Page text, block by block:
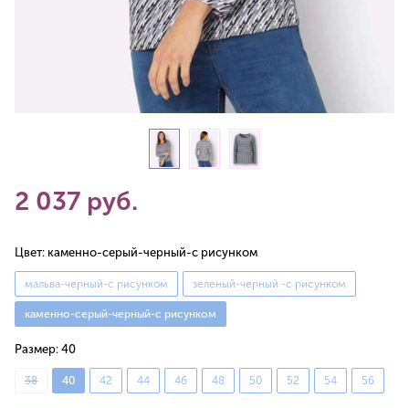
2 037 руб.
Цвет: каменно-серый-черный-с рисунком
мальва-черный-с рисунком зеленый-черный -с рисунком
каменно-серый-черный-с рисунком
Размер: 40
38 40 42 44 46 48 50 52 54 56